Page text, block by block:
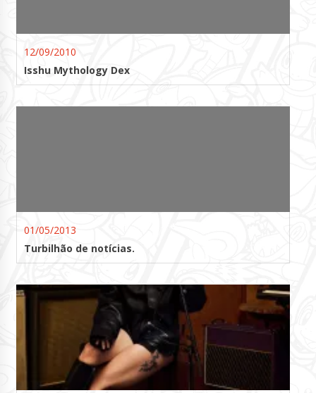
12/09/2010
Isshu Mythology Dex
01/05/2013
Turbilhão de notícias.